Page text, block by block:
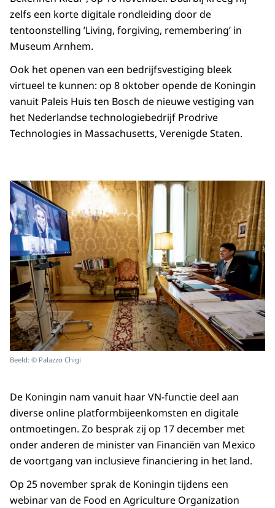
zelfs een korte digitale rondleiding door de
tentoonstelling ’Living, forgiving, remembering’ in
Museum Arnhem.
Ook het openen van een bedrijfsvestiging bleek
virtueel te kunnen: op 8 oktober opende de Koningin
vanuit Paleis Huis ten Bosch de nieuwe vestiging van
het Nederlandse technologiebedrijf Prodrive
Technologies in Massachusetts, Verenigde Staten.
Beeld: © Palazzo Chigi
De Koningin nam vanuit haar VN-functie deel aan
diverse online platformbijeenkomsten en digitale
ontmoetingen. Zo besprak zij op 17 december met
onder anderen de minister van Financiën van Mexico
de voortgang van inclusieve financiering in het land.
Op 25 november sprak de Koningin tijdens een
webinar van de Food en Agriculture Organization